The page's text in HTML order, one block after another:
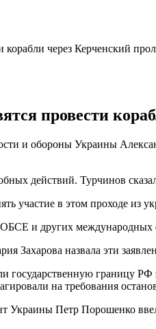
провести
и обороны Украины
действий. Турчинов
участие в этом проходе из
и других международных
назвала эти
государственную границу
на требования
Украины Петр Порошенко